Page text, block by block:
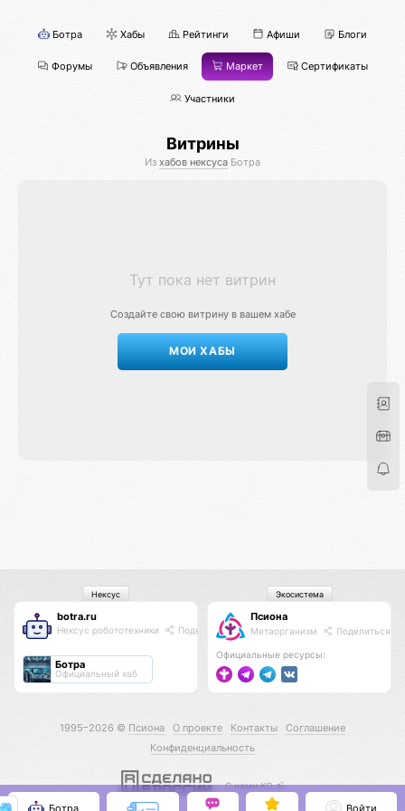
Ботра Хабы Рейтинги Афиши Блоги
Форумы Объявления Маркет Сертификаты
Участники
Витрины
Из хабов нексуса Ботра
Тут пока нет витрин
Создайте свою витрину в вашем хабе
МОИ ХАБЫ
botra.ru
Нексус робототехники Поделиться
Ботра
Официальный хаб
Нексус
Псиона
Метаорганизм Поделиться
Официальные ресурсы:
Экосистема
1995–2026 © Псиона О проекте Контакты
Соглашение
Конфиденциальность
С нами КО 🕉️
Ботра Войти